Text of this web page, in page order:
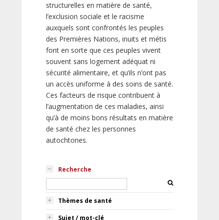
structurelles en matière de santé,
l’exclusion sociale et le racisme
auxquels sont confrontés les peuples
des Premières Nations, inuits et métis
font en sorte que ces peuples vivent
souvent sans logement adéquat ni
sécurité alimentaire, et qu’ils n’ont pas
un accès uniforme à des soins de santé.
Ces facteurs de risque contribuent à
l’augmentation de ces maladies, ainsi
qu’à de moins bons résultats en matière
de santé chez les personnes
autochtones.
Recherche
Thèmes de santé
Sujet / mot-clé